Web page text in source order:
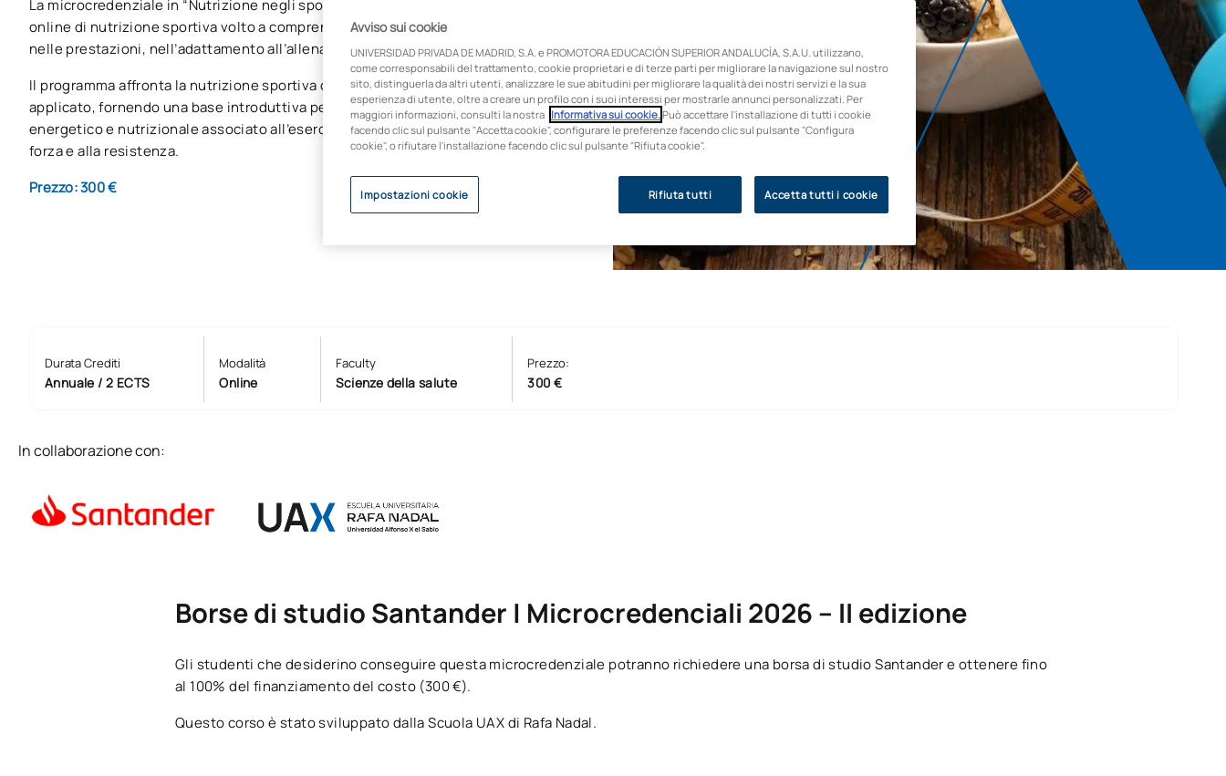
La microcredenziale in “Nutrizione negli sport di forza e intensità” è un corso
online di nutrizione sportiva volto a comprendere il ruolo dell’alimentazione
nelle prestazioni, nell’adattamento all’allenamento e nel recupero.
Il programma affronta la nutrizione sportiva con un approccio scientifico e
applicato, fornendo una base introduttiva per interpretare il fabbisogno
energetico e nutrizionale associato all’esercizio fisico ad alta intensità, alla
forza e alla resistenza.
Prezzo: 300 €
Durata Crediti
Annuale / 2 ECTS
Modalità
Online
Faculty
Scienze della salute
Prezzo:
300 €
In collaborazione con:
Borse di studio Santander | Microcredenciali 2026 – II edizione
Gli studenti che desiderino conseguire questa microcredenziale potranno richiedere una borsa di studio Santander e ottenere fino
al 100% del finanziamento del costo (300 €).
Questo corso è stato sviluppato dalla Scuola UAX di Rafa Nadal.
Avviso sui cookie
UNIVERSIDAD PRIVADA DE MADRID, S.A. e PROMOTORA EDUCACIÓN SUPERIOR ANDALUCÍA, S.A.U. utilizzano,
come corresponsabili del trattamento, cookie proprietari e di terze parti per migliorare la navigazione sul nostro
sito, distinguerla da altri utenti, analizzare le sue abitudini per migliorare la qualità dei nostri servizi e la sua
esperienza di utente, oltre a creare un profilo con i suoi interessi per mostrarle annunci personalizzati. Per
maggiori informazioni, consulti la nostra Informativa sui cookie.Può accettare l'installazione di tutti i cookie
facendo clic sul pulsante "Accetta cookie", configurare le preferenze facendo clic sul pulsante "Configura
cookie", o rifiutare l'installazione facendo clic sul pulsante "Rifiuta cookie".
Rifiuta tutti Accetta tutti i cookie
Impostazioni cookie